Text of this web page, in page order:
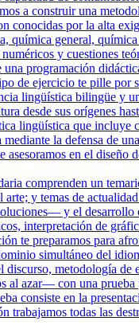
a construir una
conocidas por la alta
química general,
y cuestiones
programación
de ejercicio te pille por
lingüística bilingüe
desde sus orígenes
lingüística que
la defensa de
en el
comprenden un
y temas de
y el
interpretación de
te preparamos para
simultáneo del
metodología
azar— con una
consiste en la
todas las